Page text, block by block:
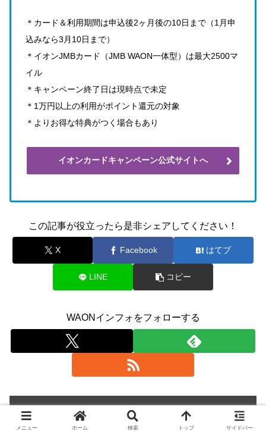
＊カード＆利用期間は申込後2ヶ月後の10日まで（1月申
込みなら3月10日まで）
＊イオンJMBカード（JMB WAON一体型）は最大2500マ
イル
＊キャンペーン終了日は現時点で未定
＊1万円以上の利用がポイント還元の対象
＊よりお得な特典がつく場合もあり
イオンカードキャンペーン公式サイトへ
この記事が役立ったら是非シェアしてください！
X Facebook はてブ
LINE コピー
WAONインフォをフォローする
イオンカード おすすめベスト7
メニュー ホーム 検索 トップ サイドバー